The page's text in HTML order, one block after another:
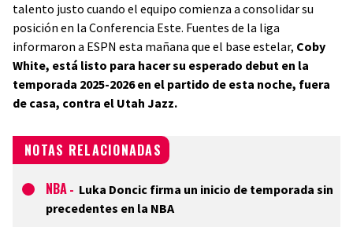
talento justo cuando el equipo comienza a consolidar su
posición en la Conferencia Este. Fuentes de la liga
informaron a ESPN esta mañana que el base estelar, Coby
White, está listo para hacer su esperado debut en la
temporada 2025-2026 en el partido de esta noche, fuera
de casa, contra el Utah Jazz.
NOTAS RELACIONADAS
NBA - Luka Doncic firma un inicio de temporada sin
precedentes en la NBA